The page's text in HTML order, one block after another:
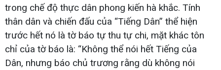
trong chế độ thực dân phong kiến hà khắc. Tính
thân dân và chiến đấu của “Tiếng Dân” thể hiện
trước hết nó là tờ báo tự thu tự chi, mặt khác tôn
chỉ của tờ báo là: “Không thể nói hết Tiếng của
Dân, nhưng báo chủ trương rằng dù không nói